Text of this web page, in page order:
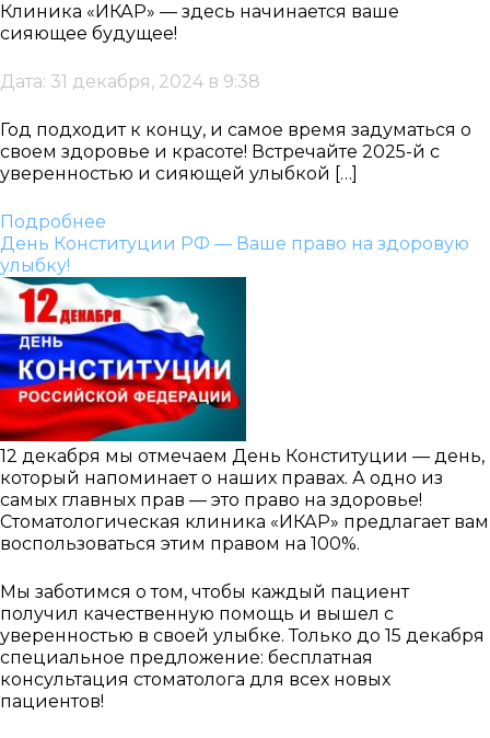
Клиника «ИКАР» — здесь начинается ваше
сияющее будущее!
Дата: 31 декабря, 2024 в 9:38
Год подходит к концу, и самое время задуматься о
своем здоровье и красоте! Встречайте 2025-й с
уверенностью и сияющей улыбкой […]
Подробнее
День Конституции РФ — Ваше право на здоровую
улыбку!
12 декабря мы отмечаем День Конституции — день,
который напоминает о наших правах. А одно из
самых главных прав — это право на здоровье!
Стоматологическая клиника «ИКАР» предлагает вам
воспользоваться этим правом на 100%.
Мы заботимся о том, чтобы каждый пациент
получил качественную помощь и вышел с
уверенностью в своей улыбке. Только до 15 декабря
специальное предложение: бесплатная
консультация стоматолога для всех новых
пациентов!